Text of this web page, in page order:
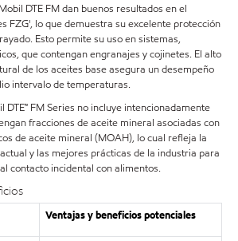
DTE FM dan buenos resultados en el
FZG', lo que demuestra su excelente protección
Esto permite su uso en sistemas,
que contengan engranajes y cojinetes. El alto
de los aceites base asegura un desempeño
intervalo de temperaturas.
DTE™ FM Series no incluye intencionadamente
fracciones de aceite mineral asociadas con
de aceite mineral (MOAH), lo cual refleja la
y las mejores prácticas de la industria para
contacto incidental con alimentos.
Ventajas y beneficios potenciales